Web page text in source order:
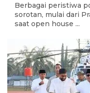
Berbagai peristiwa
sorotan, mulai dari
saat open house ...